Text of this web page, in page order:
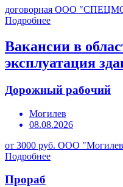
договорная ООО
Подробнее
Вакансии в
эксплуатация
Дорожный рабочий
Могилев
08.08.2026
от 3000 руб. ООО
Подробнее
Прораб